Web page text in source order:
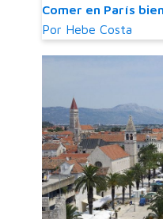
Comer en París
Por Hebe Costa